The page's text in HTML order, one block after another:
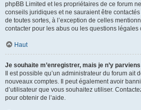
phpBB Limited et les propriétaires de ce forum
conseils juridiques et ne sauraient être
de toutes sortes, à l’exception de celles
contacter pour les abus ou les questions légales
Haut
Je souhaite m’enregistrer, mais je n’y
Il est possible qu’un administrateur du forum ait
nouveaux comptes. Il peut également avoir
d’utilisateur que vous souhaitez utiliser.
pour obtenir de l’aide.